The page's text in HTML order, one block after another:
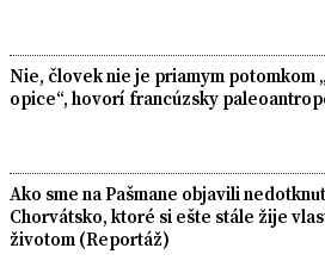
Nie, človek nie je priamym potomkom
opice“, hovorí francúzsky
Ako sme na Pašmane objavili
Chorvátsko, ktoré si ešte stále žije
životom (Reportáž)